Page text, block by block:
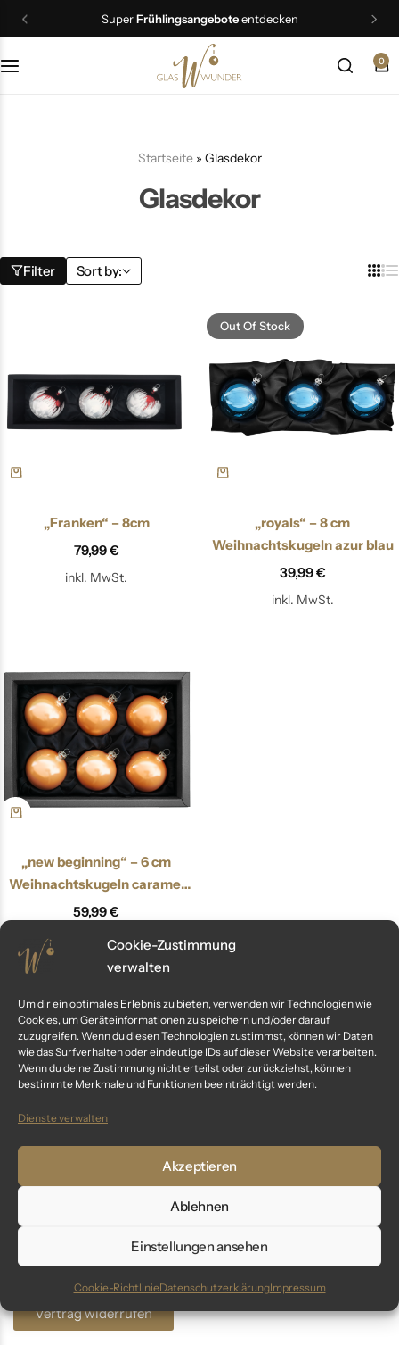
Cookie-Zustimmung
verwalten
Um dir ein optimales Erlebnis zu bieten, verwenden wir Technologien wie
Cookies, um Geräteinformationen zu speichern und/oder darauf
zuzugreifen. Wenn du diesen Technologien zustimmst, können wir Daten
wie das Surfverhalten oder eindeutige IDs auf dieser Website verarbeiten.
Wenn du deine Zustimmung nicht erteilst oder zurückziehst, können
bestimmte Merkmale und Funktionen beeinträchtigt werden.
Dienste verwalten
Akzeptieren
Ablehnen
Einstellungen ansehen
Cookie-RichtlinieDatenschutzerklärungImpressum
SuperFrühlingsangeboteentdecken
0
Startseite» Glasdekor
Glasdekor
Filter Sort by:
„Franken“ – 8cm
79,99€
inkl. MwSt.
Out Of Stock
„royals“ – 8 cm
Weihnachtskugeln azur blau
39,99€
inkl. MwSt.
„new beginning“ – 6 cm
Weihnachtskugeln caramel
braun
59,99€
inkl. MwSt.
You've viewed3of3result
Kundenservice
Fragen? Wir sind für dich da:
Telefon: +49 9561 401 34 90
Email: info@glaswunder.eu
Vertrag widerrufen